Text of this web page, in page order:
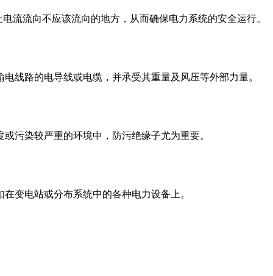
流流向不应该流向的地方，从而确保电力系统的安全运行。
线路的电导线或电缆，并承受其重量及风压等外部力量。
污染较严重的环境中，防污绝缘子尤为重要。
变电站或分布系统中的各种电力设备上。